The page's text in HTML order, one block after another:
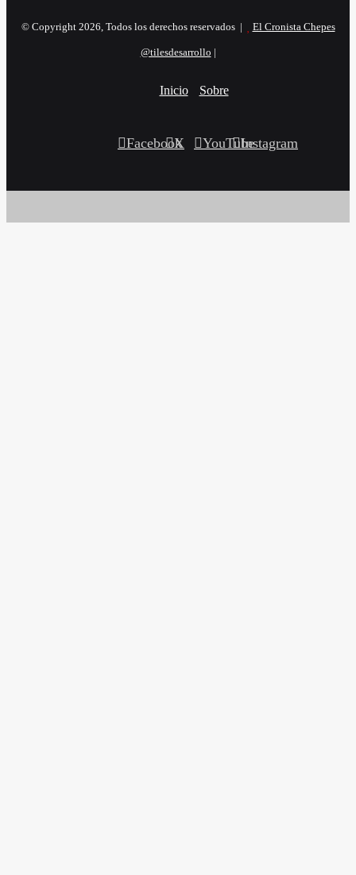
© Copyright 2026, Todos los derechos reservados | El Cronista Chepes
@tilesdesarrollo |
Inicio Sobre
Facebook
X YouTubeInstagram